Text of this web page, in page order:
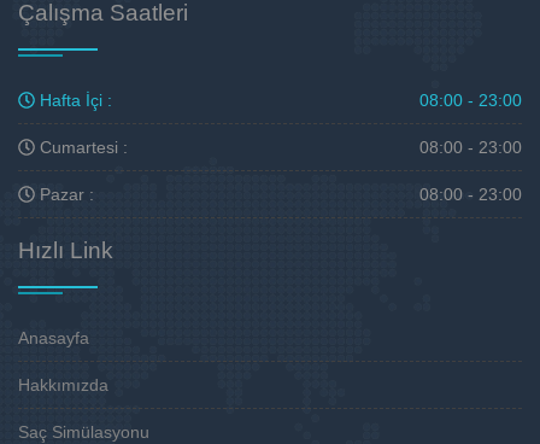
Çalışma Saatleri
Hafta İçi : 08:00 - 23:00
Cumartesi : 08:00 - 23:00
Pazar : 08:00 - 23:00
Hızlı Link
Anasayfa
Hakkımızda
Saç Simülasyonu